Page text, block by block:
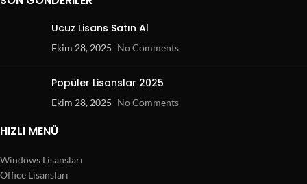
Ucuz Lisans Satın Al
Ekim 28, 2025 No Comments
Popüler Lisanslar 2025
Ekim 28, 2025 No Comments
HIZLI MENÜ
Windows Lisansları
Office Lisansları